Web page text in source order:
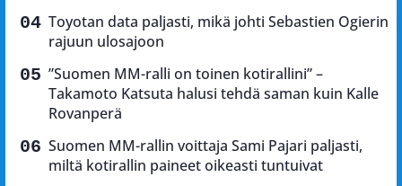
Toyotan data paljasti, mikä johti Sebastien Ogierin
rajuun ulosajoon
”Suomen MM-ralli on toinen kotirallini” –
Takamoto Katsuta halusi tehdä saman kuin Kalle
Rovanperä
Suomen MM-rallin voittaja Sami Pajari paljasti,
miltä kotirallin paineet oikeasti tuntuivat